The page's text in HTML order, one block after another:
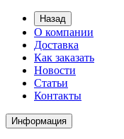
Назад
О компании
Доставка
Как заказать
Новости
Статьи
Контакты
Информация